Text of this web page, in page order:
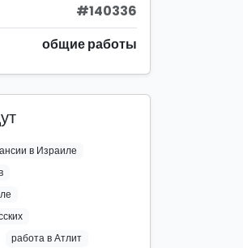
#140336
общие работы
в Израиле
работа в Атлит